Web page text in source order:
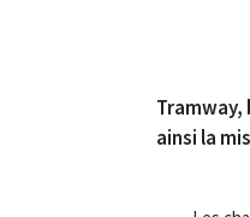
ainsi la